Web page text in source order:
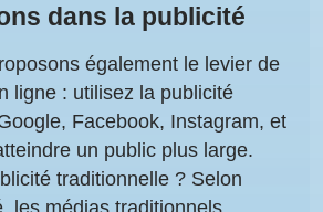
dans la publicité
également le levier de
ligne : utilisez la publicité
Facebook, Instagram, et
un public plus large.
traditionnelle ? Selon
les médias traditionnels